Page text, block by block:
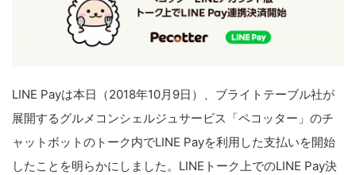
スクとして数億PV事業に。世界最大IT系メディア（ス
ペイン）の元日本編集長、World Innovation Lab(WiL)
などを経て、現在、スタートアップ支援側の取り組みに
LINE Payは本日（2018年10月9日）、ブライトテーブル社が
展開するグルメコンシェルジュサービス「ペコッター」のチ
ャットボットのトーク内でLINE Payを利用した支払いを開始
したことを明らかにしました。LINEトーク上でのLINE Pay決
VR/AR
Block Data Bank